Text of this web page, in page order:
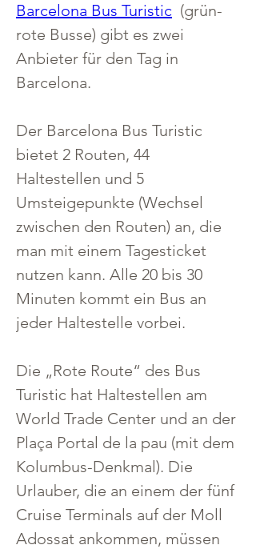
Barcelona Bus Turistic
  (grün-
rote Busse) gibt es zwei
Anbieter für den Tag in
Barcelona.
Der Barcelona Bus Turistic
bietet 2 Routen, 44
Haltestellen und 5
Umsteigepunkte (Wechsel
zwischen den Routen) an, die
man mit einem Tagesticket
nutzen kann. Alle 20 bis 30
Minuten kommt ein Bus an
jeder Haltestelle vorbei.
Die „Rote Route“ des Bus
Turistic hat Haltestellen am
World Trade Center und an der
Plaça Portal de la pau (mit dem
Kolumbus-Denkmal). Die
Urlauber, die an einem der fünf
Cruise Terminals auf der Moll
Adossat ankommen, müssen